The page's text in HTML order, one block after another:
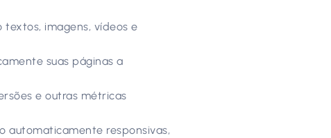
imagens, vídeos e
suas páginas a
e outras métricas
automaticamente responsivas,